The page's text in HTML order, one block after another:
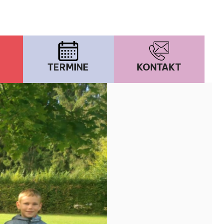
TERMINE KONTAKT